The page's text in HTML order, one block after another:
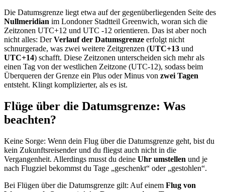
Die Datumsgrenze liegt etwa auf der gegenüberliegenden Seite des
Nullmeridian im Londoner Stadtteil Greenwich, woran sich die
Zeitzonen UTC+12 und UTC -12 orientieren. Das ist aber noch
nicht alles: DerVerlauf der Datumsgrenze erfolgt nicht
schnurgerade, was zwei weitere Zeitgrenzen (UTC+13 und
UTC+14) schafft. Diese Zeitzonen unterscheiden sich mehr als
einen Tag von der westlichen Zeitzone (UTC-12), sodass beim
Überqueren der Grenze ein Plus oder Minus von zwei Tagen
entsteht. Klingt komplizierter, als es ist.
Flüge über die Datumsgrenze: Was
beachten?
Keine Sorge: Wenn dein Flug über die Datumsgrenze geht, bist du
kein Zukunftsreisender und du fliegst auch nicht in die
Vergangenheit. Allerdings musst du deine Uhr umstellen und je
nach Flugziel bekommst du Tage „geschenkt“ oder „gestohlen“.
Bei Flügen über die Datumsgrenze gilt: Auf einem Flug von